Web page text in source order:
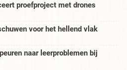
proefproject met drones
voor het hellend vlak
naar leerproblemen bij